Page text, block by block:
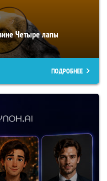
Четыре лапы
ПОДРОБНЕЕ